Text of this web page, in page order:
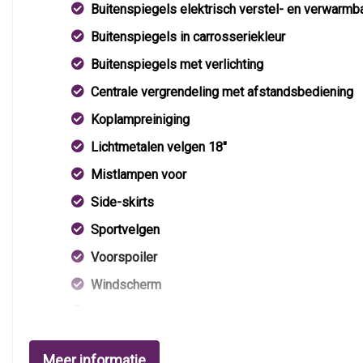
Buitenspiegels elektrisch verstel- en
Buitenspiegels in carrosseriekleur
Buitenspiegels met verlichting
Centrale vergrendeling met afstandsbediening
Koplampreiniging
Lichtmetalen velgen 18"
Mistlampen voor
Side-skirts
Sportvelgen
Voorspoiler
Windscherm